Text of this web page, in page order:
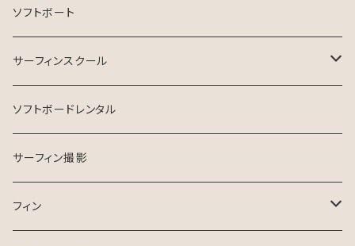
Crystal Dreams SURFBOARD
INSPIRE SURFBOARD
USEDサーフボード
ESSENCE SURFBOARD
ASB SURfBOARD
ソフトボート
サーフィンスクール
マンツーマン
サーフガイド
ソフトボードレンタル
サーフィン撮影
フィン